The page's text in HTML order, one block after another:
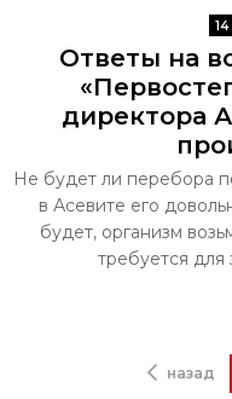
Ответы на
директора
Не будет ли перебора
в Асевите его
будет, организм
требуется для
назад